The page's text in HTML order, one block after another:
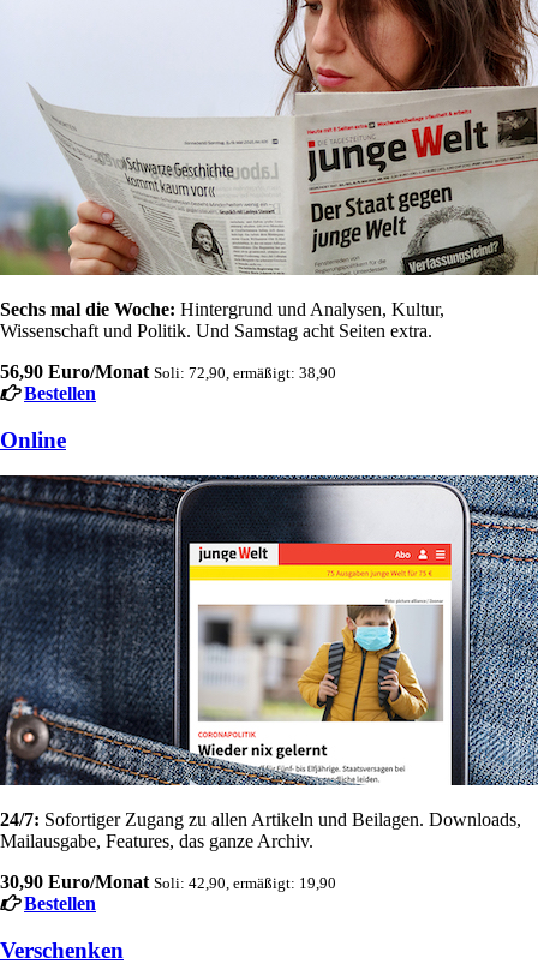
Sechs mal die Woche: Hintergrund und Analysen, Kultur,
Wissenschaft und Politik. Und Samstag acht Seiten extra.
56,90 Euro/Monat Soli: 72,90, ermäßigt: 38,90
Bestellen
Online
24/7: Sofortiger Zugang zu allen Artikeln und Beilagen. Downloads,
Mailausgabe, Features, das ganze Archiv.
30,90 Euro/Monat Soli: 42,90, ermäßigt: 19,90
Bestellen
Verschenken